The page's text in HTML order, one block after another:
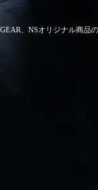
GEAR、NSオリジナル商